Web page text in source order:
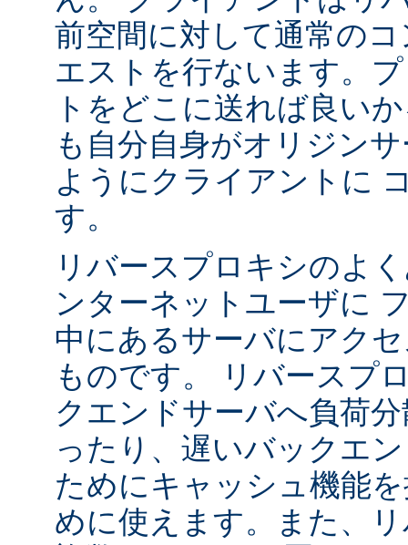
前空間に対して通常の
エストを行ないます。
トをどこに送れば良い
も自分自身がオリジン
ようにクライアントに
す。
リバースプロキシのよ
ンターネットユーザに
中にあるサーバにアク
ものです。 リバースプ
クエンドサーバへ負荷
ったり、遅いバックエ
ためにキャッシュ機能
めに使えます。また、